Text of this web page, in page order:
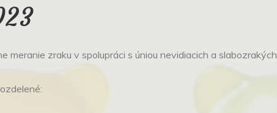
meranie zraku v spolupráci s úniou nevidiacich a slabozrakých